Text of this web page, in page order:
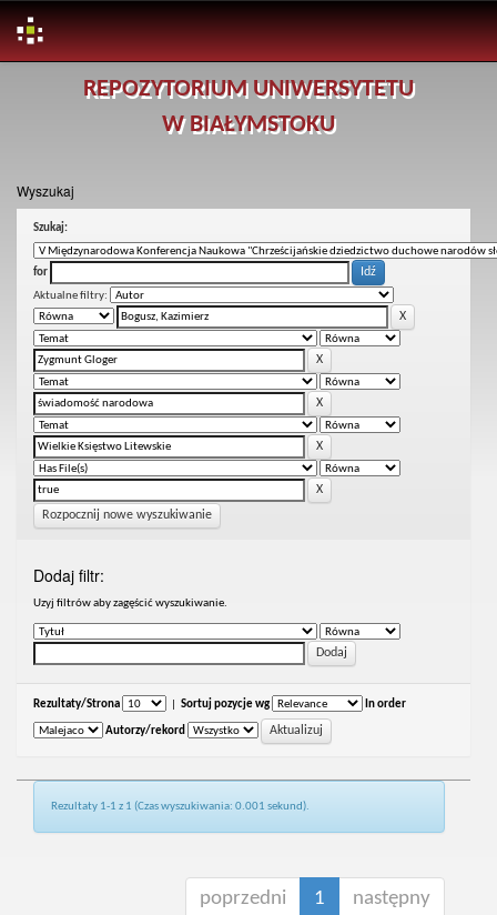
REPOZYTORIUM UNIWERSYTETU
W BIAŁYMSTOKU
Wyszukaj
Szukaj:
for
Aktualne filtry:
Rozpocznij nowe wyszukiwanie
Dodaj filtr:
Uzyj filtrów aby zagęścić wyszukiwanie.
Rezultaty/Strona Sortuj pozycje wg In order
Autorzy/rekord
Rezultaty 1-1 z 1 (Czas wyszukiwania: 0.001 sekund).
poprzedni 1 następny